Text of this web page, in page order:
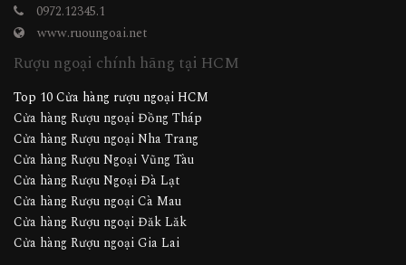
0972.12345.1
www.ruoungoai.net
Rượu ngoại chính hãng tại HCM
Top 10 Cửa hàng rượu ngoại HCM
Cửa hàng Rượu ngoại Đồng Tháp
Cửa hàng Rượu ngoại Nha Trang
Cửa hàng Rượu Ngoại Vũng Tàu
Cửa hàng Rượu Ngoại Đà Lạt
Cửa hàng Rượu ngoại Cà Mau
Cửa hàng Rượu ngoại Đăk Lăk
Cửa hàng Rượu ngoại Gia Lai